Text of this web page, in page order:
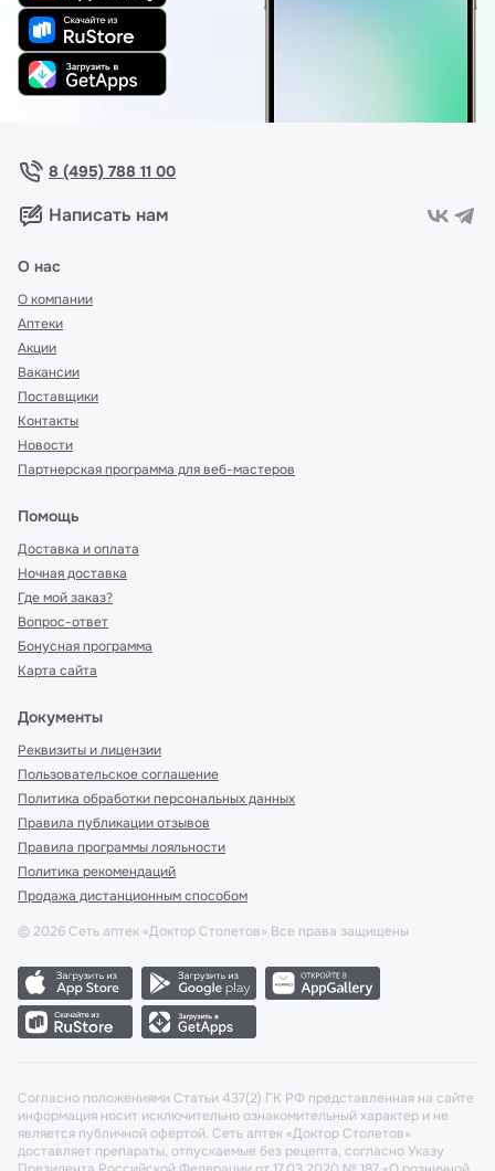
8 (495) 788 11 00
Написать нам
О нас
О компании
Аптеки
Акции
Вакансии
Поставщики
Контакты
Новости
Партнерская программа для веб-мастеров
Помощь
Доставка и оплата
Ночная доставка
Где мой заказ?
Вопрос-ответ
Бонусная программа
Карта сайта
Документы
Реквизиты и лицензии
Пользовательское соглашение
Политика обработки персональных данных
Правила публикации отзывов
Правила программы лояльности
Политика рекомендаций
Продажа дистанционным способом
© 2026 Сеть аптек «Доктор Столетов» Все права защищены
Согласно положениями Статьи 437(2) ГК РФ представленная на сайте
информация носит исключительно ознакомительный характер и не
является публичной офертой. Сеть аптек «Доктор Столетов»
доставляет препараты, отпускаемые без рецепта, согласно Указу